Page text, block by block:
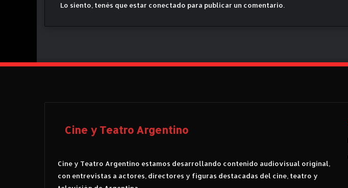
Lo siento, tenés que estar conectado para publicar un comentario.
Cine y Teatro Argentino
Cine y Teatro Argentino estamos desarrollando contenido audiovisual original,
con entrevistas a actores, directores y figuras destacadas del cine, teatro y